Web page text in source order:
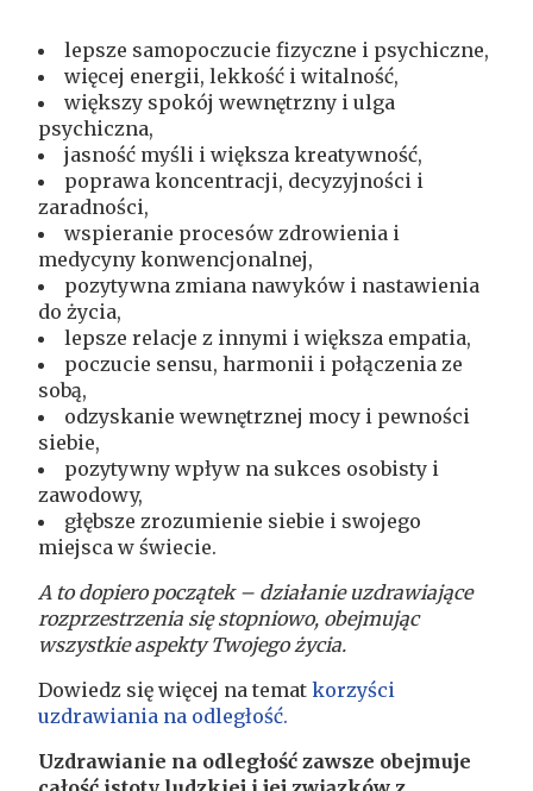
lepsze samopoczucie fizyczne i psychiczne,
więcej energii, lekkość i witalność,
większy spokój wewnętrzny i ulga
psychiczna,
jasność myśli i większa kreatywność,
poprawa koncentracji, decyzyjności i
zaradności,
wspieranie procesów zdrowienia i
medycyny konwencjonalnej,
pozytywna zmiana nawyków i nastawienia
do życia,
lepsze relacje z innymi i większa empatia,
poczucie sensu, harmonii i połączenia ze
sobą,
odzyskanie wewnętrznej mocy i pewności
siebie,
pozytywny wpływ na sukces osobisty i
zawodowy,
głębsze zrozumienie siebie i swojego
miejsca w świecie.
A to dopiero początek – działanie uzdrawiające
rozprzestrzenia się stopniowo, obejmując
wszystkie aspekty Twojego życia.
Dowiedz się więcej na temat korzyści
uzdrawiania na odległość.
Uzdrawianie na odległość zawsze obejmuje